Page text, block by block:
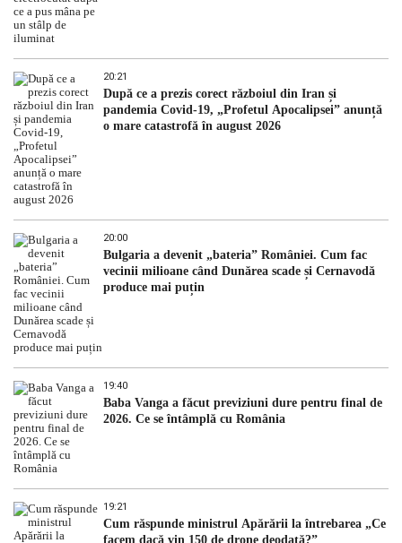
20:21
După ce a prezis corect războiul din Iran și
pandemia Covid-19, „Profetul Apocalipsei” anunță
o mare catastrofă în august 2026
20:00
Bulgaria a devenit „bateria” României. Cum fac
vecinii milioane când Dunărea scade și Cernavodă
produce mai puțin
19:40
Baba Vanga a făcut previziuni dure pentru final de
2026. Ce se întâmplă cu România
19:21
Cum răspunde ministrul Apărării la întrebarea „Ce
facem dacă vin 150 de drone deodată?”